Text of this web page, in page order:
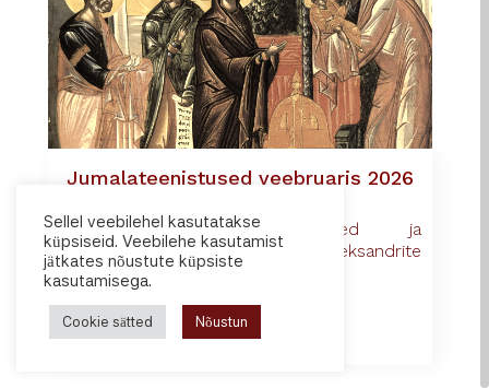
Jumalateenistused veebruaris 2026
Veebruarikuu jumalateenistused ja
sündmused Tartu Pühade Aleksandrite
kirikus.
Sellel veebilehel kasutatakse
küpsiseid. Veebilehe kasutamist
jätkates nõustute küpsiste
kasutamisega.
Cookie sätted Nõustun